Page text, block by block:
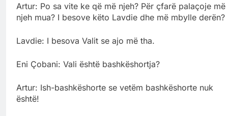
Artur: Po sa vite ke që më njeh? Për çfarë palaçoje më
njeh mua? I besove këto Lavdie dhe më mbylle derën?
Lavdie: I besova Valit se ajo më tha.
Eni Çobani: Vali është bashkëshortja?
Artur: Ish-bashkëshorte se vetëm bashkëshorte nuk
është!